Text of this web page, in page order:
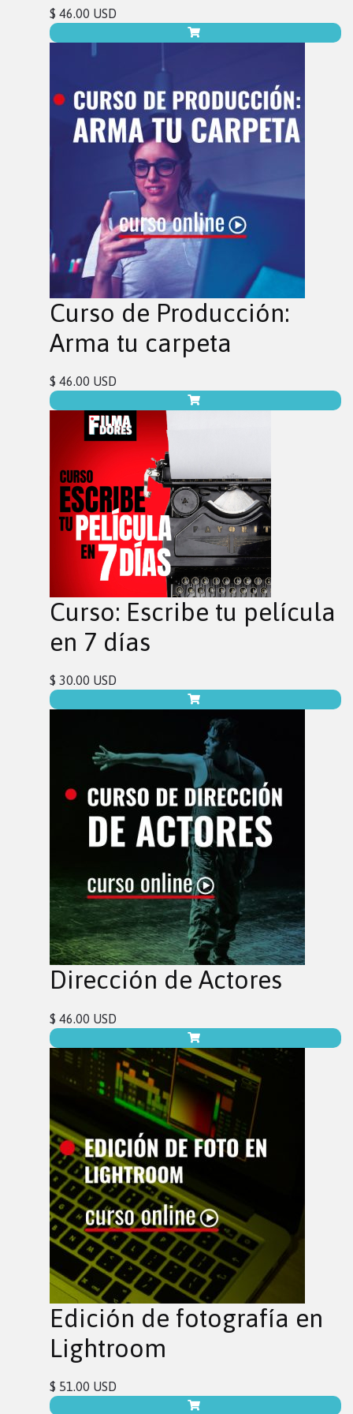
$ 46.00 USD
Curso de Producción:
Arma tu carpeta
$ 46.00 USD
Curso: Escribe tu película
en 7 días
$ 30.00 USD
Dirección de Actores
$ 46.00 USD
Edición de fotografía en
Lightroom
$ 51.00 USD